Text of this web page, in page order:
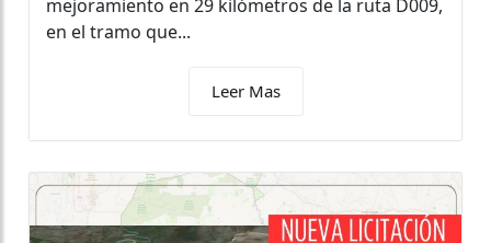
mejoramiento en 29 kilómetros de la ruta D009,
en el tramo que...
Leer Mas